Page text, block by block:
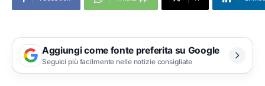
Aggiungi come fonte preferita su Google
Seguici più facilmente nelle notizie consigliate